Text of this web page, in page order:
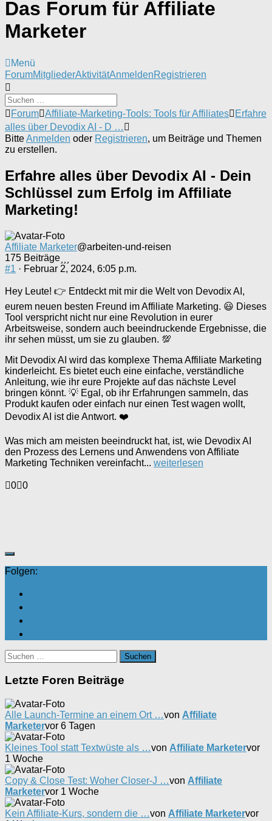
Das Forum für Affiliate
Marketer
Menü
Forum-
Navigation
ForumMitgliederAktivitätAnmeldenRegistrieren
Forum-
Breadcrumbs
-
Du
bist
Forum Affiliate-Marketing-Tools: Tools für Affiliates
Erfahre
alles über Devodix AI - D …
BitteAnmelden oder Registrieren, um Beiträge und Themen
zu erstellen.
Erfahre alles über Devodix AI - Dein
Schlüssel zum Erfolg im Affiliate
Marketing!
Affiliate Marketer@arbeiten-und-reisen
175 Beiträge
#1 · Februar 2, 2024, 6:05 p.m.
Hey Leute! 👉 Entdeckt mit mir die Welt von Devodix AI,
eurem neuen besten Freund im Affiliate Marketing. 😃 Dieses
Tool verspricht nicht nur eine Revolution in eurer
Arbeitsweise, sondern auch beeindruckende Ergebnisse, die
ihr sehen müsst, um sie zu glauben. 💯
Mit Devodix AI wird das komplexe Thema Affiliate Marketing
kinderleicht. Es bietet euch eine einfache, verständliche
Anleitung, wie ihr eure Projekte auf das nächste Level
bringen könnt. 💡 Egal, ob ihr Erfahrungen sammeln, das
Produkt kaufen oder einfach nur einen Test wagen wollt,
Devodix AI ist die Antwort. ❤️
Was mich am meisten beeindruckt hat, ist, wie Devodix AI
den Prozess des Lernens und Anwendens von Affiliate
Marketing Techniken vereinfacht... weiterlesen
Anklicken
0 Anklicken
0
Folgen:
Suchen
nach:
Letzte Foren Beiträge
Alle Launch-Termine an einem Ort …von Affiliate
Marketervor 6 Tagen
Kleines Tool statt Textwüste als …von Affiliate Marketervor
1 Woche
Copy & Close Test: Woher Closer-J …von Affiliate
Marketervor 1 Woche
Kein Affiliate-Kurs, sondern die …von Affiliate Marketervor